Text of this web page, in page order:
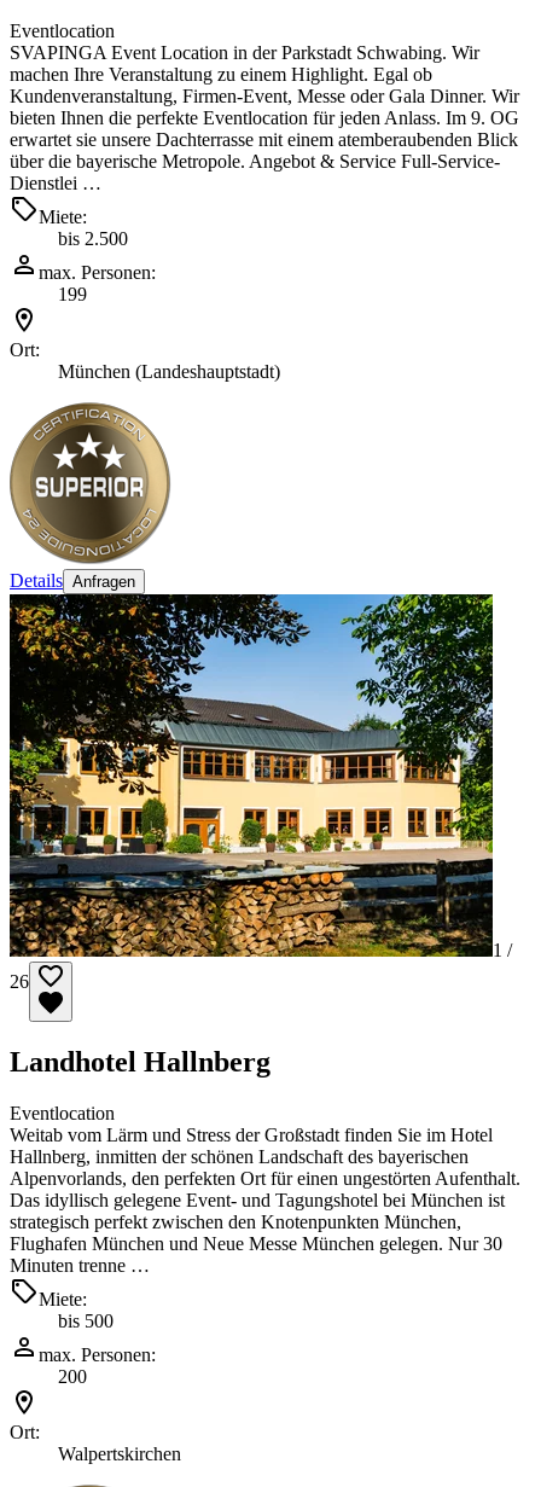
Eventlocation
SVAPINGA Event Location in der Parkstadt Schwabing. Wir
machen Ihre Veranstaltung zu einem Highlight. Egal ob
Kundenveranstaltung, Firmen-Event, Messe oder Gala Dinner. Wir
bieten Ihnen die perfekte Eventlocation für jeden Anlass. Im 9. OG
erwartet sie unsere Dachterrasse mit einem atemberaubenden Blick
über die bayerische Metropole. Angebot & Service Full-Service-
Dienstlei …
Miete:
bis 2.500
max. Personen:
199
Ort:
München (Landeshauptstadt)
Details Anfragen
1 /
26
Landhotel Hallnberg
Eventlocation
Weitab vom Lärm und Stress der Großstadt finden Sie im Hotel
Hallnberg, inmitten der schönen Landschaft des bayerischen
Alpenvorlands, den perfekten Ort für einen ungestörten Aufenthalt.
Das idyllisch gelegene Event- und Tagungshotel bei München ist
strategisch perfekt zwischen den Knotenpunkten München,
Flughafen München und Neue Messe München gelegen. Nur 30
Minuten trenne …
Miete:
bis 500
max. Personen:
200
Ort:
Walpertskirchen